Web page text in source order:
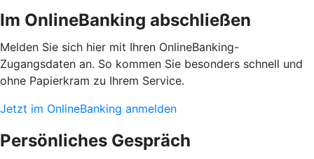
Im OnlineBanking abschließen
Melden Sie sich hier mit Ihren OnlineBanking-
Zugangsdaten an. So kommen Sie besonders schnell und
ohne Papierkram zu Ihrem Service.
Jetzt im OnlineBanking anmelden
Persönliches Gespräch